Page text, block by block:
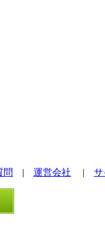
問 | 運営会社 | サ